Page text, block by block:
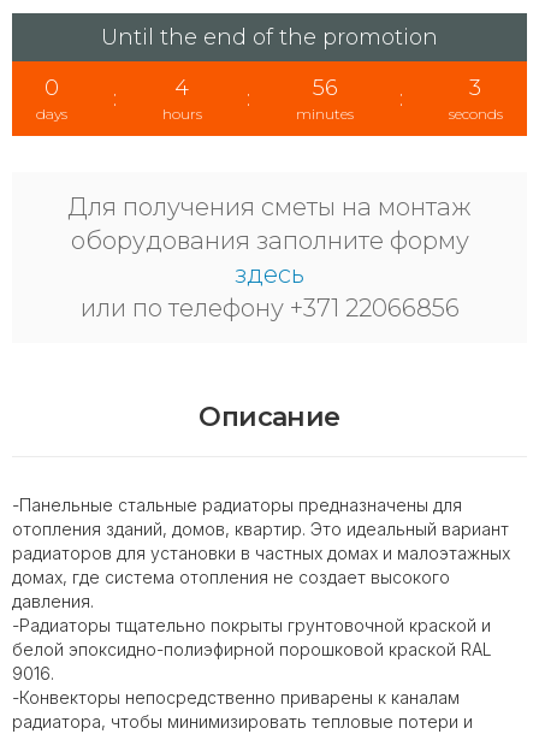
Until the end of the promotion
0
days
: 4
hours
: 56
minutes
: 3
seconds
Для получения сметы на монтаж
оборудования заполните форму
здесь
или по телефону +371 22066856
Описание
-Панельные стальные радиаторы предназначены для
отопления зданий, домов, квартир. Это идеальный вариант
радиаторов для установки в частных домах и малоэтажных
домах, где система отопления не создает высокого
давления.
-Радиаторы тщательно покрыты грунтовочной краской и
белой эпоксидно-полиэфирной порошковой краской RAL
9016.
-Конвекторы непосредственно приварены к каналам
радиатора, чтобы минимизировать тепловые потери и